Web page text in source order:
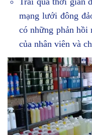
mạng lưới đông
có những phản hồi
của nhân viên và